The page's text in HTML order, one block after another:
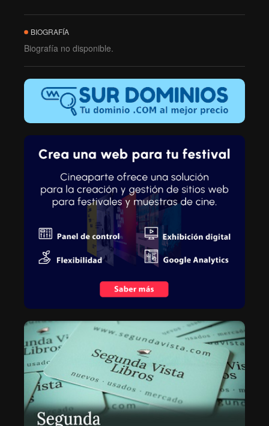
BIOGRAFÍA
Biografía no disponible.